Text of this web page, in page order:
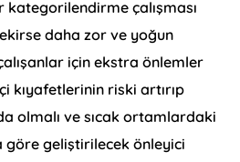
kategorilendirme çalışması
daha zor ve yoğun
için ekstra önlemler
kıyafetlerinin riski artırıp
olmalı ve sıcak ortamlardaki
göre geliştirilecek önleyici